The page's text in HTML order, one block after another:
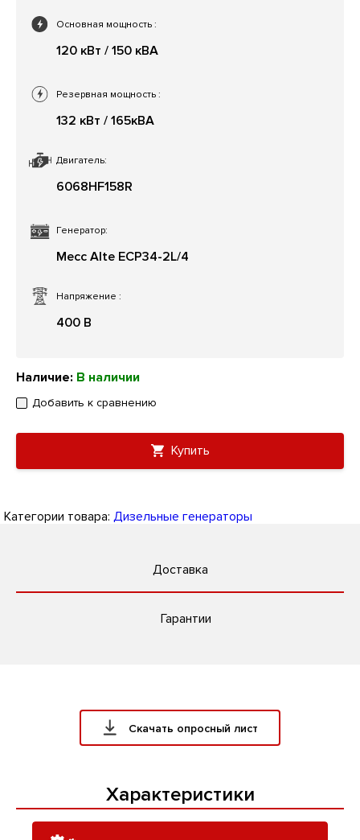
Основная мощность :
120 кВт / 150 кВА
Двигатель:
6068HF158R
Напряжение :
400 В
Резервная мощность :
132 кВт / 165кВА
Генератор:
Mecc Alte ЕСР34-2L/4
Наличие: В наличии
Добавить к сравнению
Купить
Категории товара: Дизельные генераторы
Доставка
Гарантии
Скачать опросный лист
Характеристики